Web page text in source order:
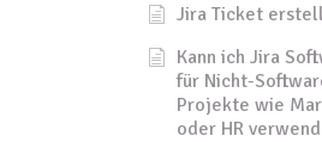
Jira Ticket
Kann ich Jira
für Nicht-
Projekte wie
oder HR